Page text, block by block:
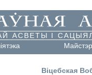
АСВЕТЫ І
Віцебская